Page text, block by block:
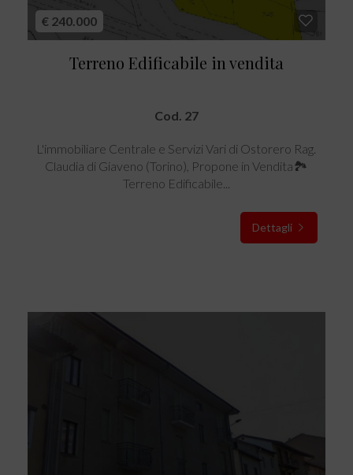
€ 240.000
Terreno Edificabile in vendita
Cod. 27
L'immobiliare Centrale e Servizi Vari di Ostorero Rag.
Claudia di Giaveno (Torino), Propone in Vendita🏞️
Terreno Edificabile...
Dettagli